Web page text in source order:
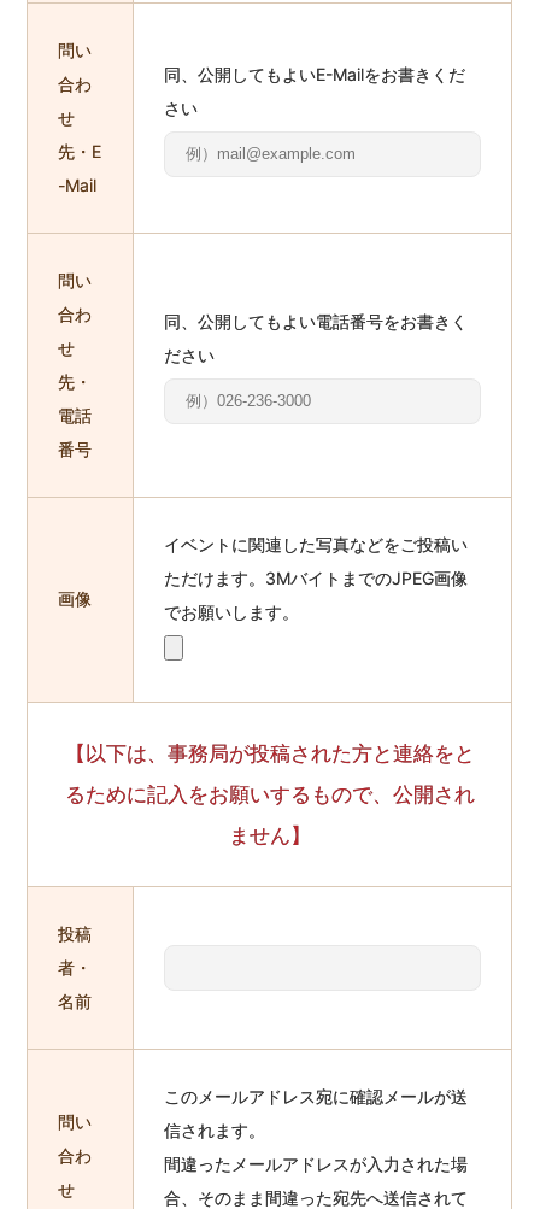
問い
合わ
せ
先・E
-Mail
同、公開してもよいE-Mailをお書きくだ
さい
問い
合わ
せ
先・
電話
番号
同、公開してもよい電話番号をお書きく
ださい
画像
イベントに関連した写真などをご投稿い
ただけます。3MバイトまでのJPEG画像
でお願いします。
【以下は、事務局が投稿された方と連絡をと
るために記入をお願いするもので、公開され
ません】
投稿
者・
名前
問い
合わ
せ
このメールアドレス宛に確認メールが送
信されます。
間違ったメールアドレスが入力された場
合、そのまま間違った宛先へ送信されて